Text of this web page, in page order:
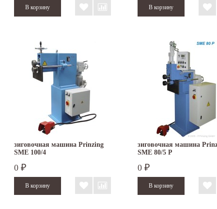
зиговочная машина Prinzing
SMЕ 100/4
0 ₽
зиговочная машина
SMЕ 80/5 P
0 ₽